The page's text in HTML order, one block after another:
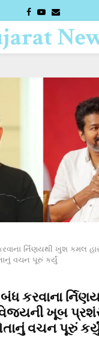
FACEBOOK
YOUTUBE
EMAIL
ર્નિણયથી ખુશ કમલ
વચન પૂરું કર્યું
બંધ કરવાના
ખૂબ
વચન પૂરું